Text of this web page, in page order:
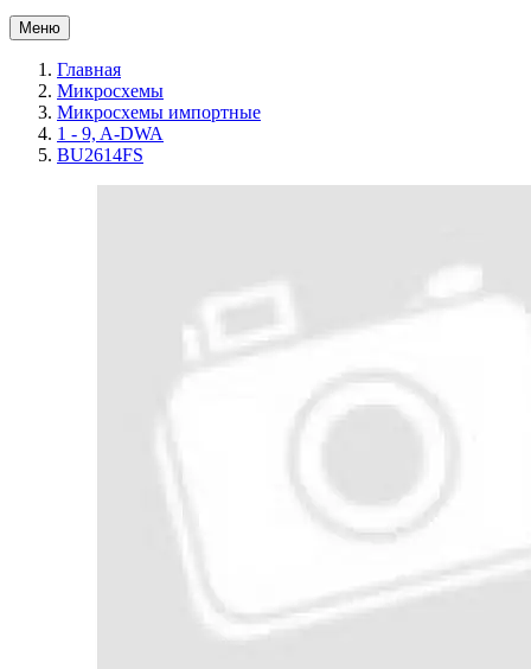
Меню
Главная
Микросхемы
Микросхемы импортные
1 - 9, A-DWA
BU2614FS